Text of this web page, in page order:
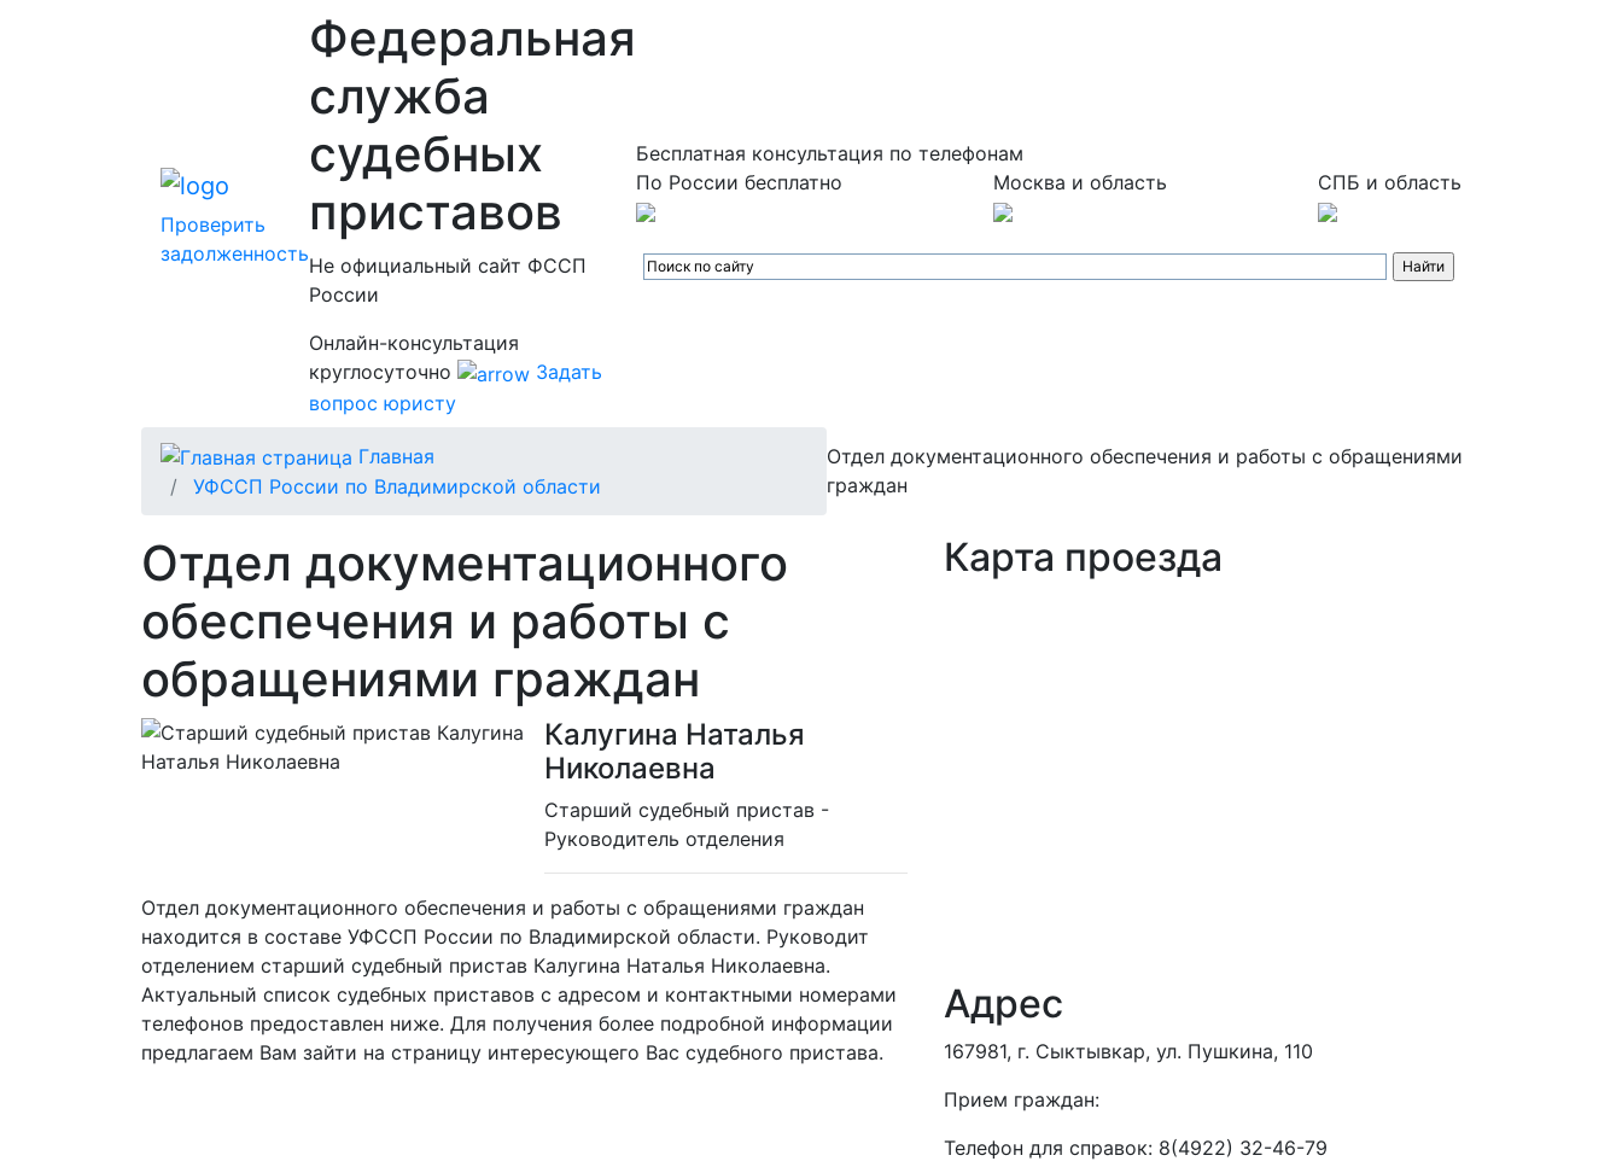
Проверить
задолженность
Федеральная
служба
судебных
приставов
Не официальный сайт ФССП
России
Онлайн-консультация
круглосуточно
Задать
вопрос юристу
Бесплатная консультация по телефонам
По России бесплатно
Москва и область СПБ и область
Главная
УФССП России по Владимирской области
Отдел документационного обеспечения и работы с обращениями
граждан
Отдел документационного
обеспечения и работы с
обращениями граждан
Калугина Наталья
Николаевна
Cтарший судебный пристав -
Руководитель отделения
Отдел документационного обеспечения и работы с обращениями граждан
находится в составе УФССП России по Владимирской области. Руководит
отделением старший судебный пристав Калугина Наталья Николаевна.
Актуальный список судебных приставов с адресом и контактными номерами
телефонов предоставлен ниже. Для получения более подробной информации
предлагаем Вам зайти на страницу интересующего Вас судебного пристава.
Карта проезда
Адрес
167981, г. Сыктывкар, ул. Пушкина, 110
Прием граждан:
Телефон для справок: 8(4922) 32-46-79